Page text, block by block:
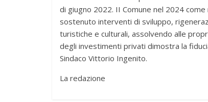
di giugno 2022. II Comune nel 2024
sostenuto interventi di sviluppo,
turistiche e culturali, assolvendo alle
degli investimenti privati dimostra la
Sindaco Vittorio Ingenito.
La redazione